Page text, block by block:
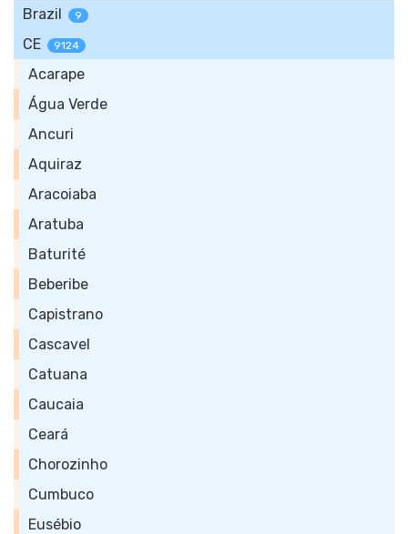
Brazil 9
CE 9124
Acarape
Água Verde
Ancuri
Aquiraz
Aracoiaba
Aratuba
Baturité
Beberibe
Capistrano
Cascavel
Catuana
Caucaia
Ceará
Chorozinho
Cumbuco
Eusébio